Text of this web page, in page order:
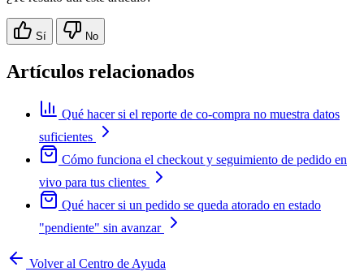
Sí No
Artículos relacionados
Qué hacer si el reporte de co-compra no muestra datos
suficientes
Cómo funciona el checkout y seguimiento de pedido en
vivo para tus clientes
Qué hacer si un pedido se queda atorado en estado
"pendiente" sin avanzar
Volver al Centro de Ayuda